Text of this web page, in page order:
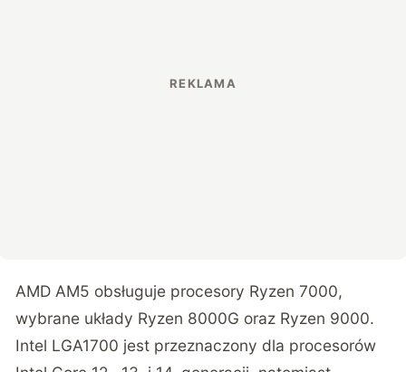
AMD AM5 obsługuje procesory Ryzen 7000,
wybrane układy Ryzen 8000G oraz Ryzen 9000.
Intel LGA1700 jest przeznaczony dla procesorów